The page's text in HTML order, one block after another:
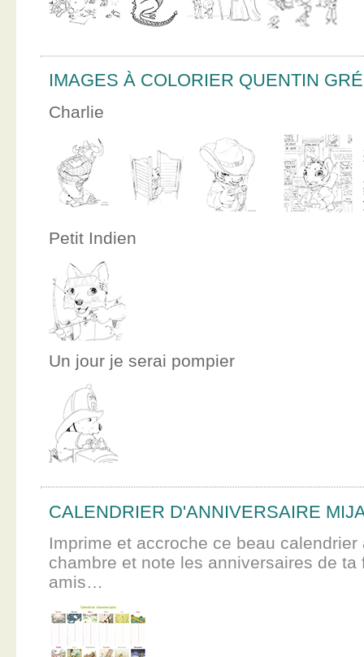
IMAGES À COLORIER QUENTIN
Charlie
Petit Indien
Un jour je serai pompier
CALENDRIER D'ANNIVERSAIRE
Imprime et accroche ce beau calendrier
chambre et note les anniversaires de ta
amis…